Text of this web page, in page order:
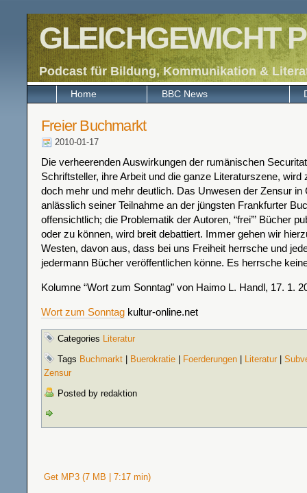
GLEICHGEWICHT
Podcast für Bildung, Kommunikation &
BBC News
Home
Freier Buchmarkt
2010-01-17
Die verheerenden Auswirkungen der rumänischen
Schriftsteller, ihre Arbeit und die ganze Literaturszene, wird
doch mehr und mehr deutlich. Das Unwesen der Zensur in
anlässlich seiner Teilnahme an der jüngsten Frankfurter
offensichtlich; die Problematik der Autoren, “frei’” Bücher
oder zu können, wird breit debattiert. Immer gehen wir
Westen, davon aus, dass bei uns Freiheit herrsche und
jedermann Bücher veröffentlichen könne. Es herrsche
Kolumne “Wort zum Sonntag” von Haimo L. Handl, 17. 1.
Wort zum Sonntag kultur-online.net
Categories Literatur
Tags Buchmarkt Buerokratie Foerderungen Literatur
Zensur
Posted by redaktion
Get MP3 (7 MB | 7:17 min)